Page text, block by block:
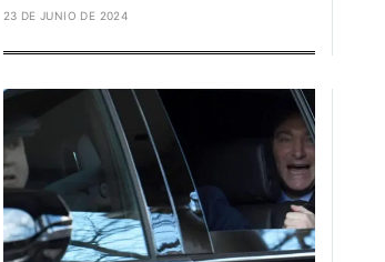
23 DE JUNIO DE 2024